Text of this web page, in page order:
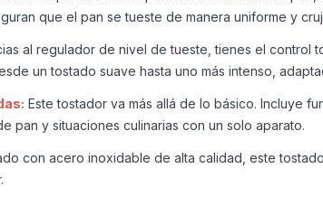
que el pan se tueste de manera uniforme y
al regulador de nivel de tueste, tienes el control
un tostado suave hasta uno más intenso,
Este tostador va más allá de lo básico. Incluye
pan y situaciones culinarias con un solo aparato.
con acero inoxidable de alta calidad, este